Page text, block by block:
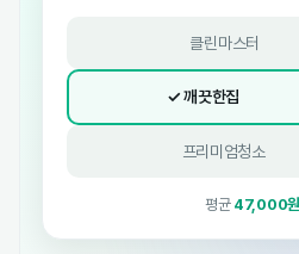
클린마스터
✓ 깨끗한집
프리미엄청소
평균 47,000원